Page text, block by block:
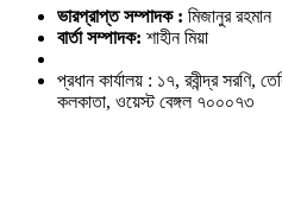
ভারপ্রাপ্ত সম্পাদক : মিজানুর রহমান
বার্তা সম্পাদক: শাহীন মিয়া
প্রধান কার্যালয় : ১৭, রবীন্দ্র সরণি,
কলকাতা, ওয়েস্ট বেঙ্গল ৭০০০৭৩